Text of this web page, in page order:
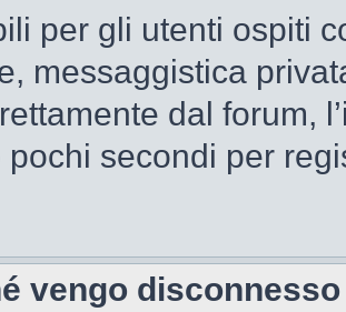
per gli utenti ospiti
messaggistica
dal forum,
pochi secondi per
vengo